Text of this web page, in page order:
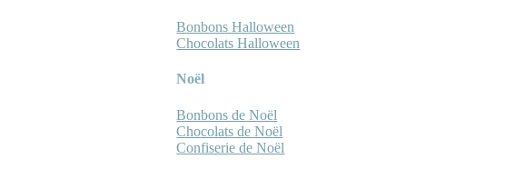
Bonbons Halloween
Chocolats Halloween
Noël
Bonbons de Noël
Chocolats de Noël
Confiserie de Noël